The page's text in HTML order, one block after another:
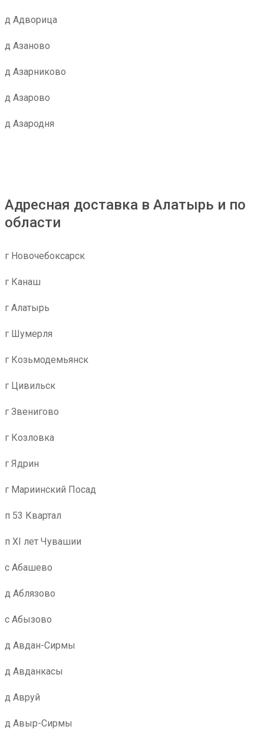
д Адворица
д Азаново
д Азарниково
д Азарово
д Азародня
Адресная доставка в Алатырь и по
области
г Новочебоксарск
г Канаш
г Алатырь
г Шумерля
г Козьмодемьянск
г Цивильск
г Звенигово
г Козловка
г Ядрин
г Мариинский Посад
п 53 Квартал
п XI лет Чувашии
с Абашево
д Аблязово
с Абызово
д Авдан-Сирмы
д Авданкасы
д Авруй
д Авыр-Сирмы